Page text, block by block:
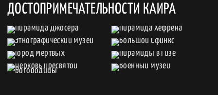
ДОСТОПРИМЕЧАТЕЛЬНОСТИ КАИРА